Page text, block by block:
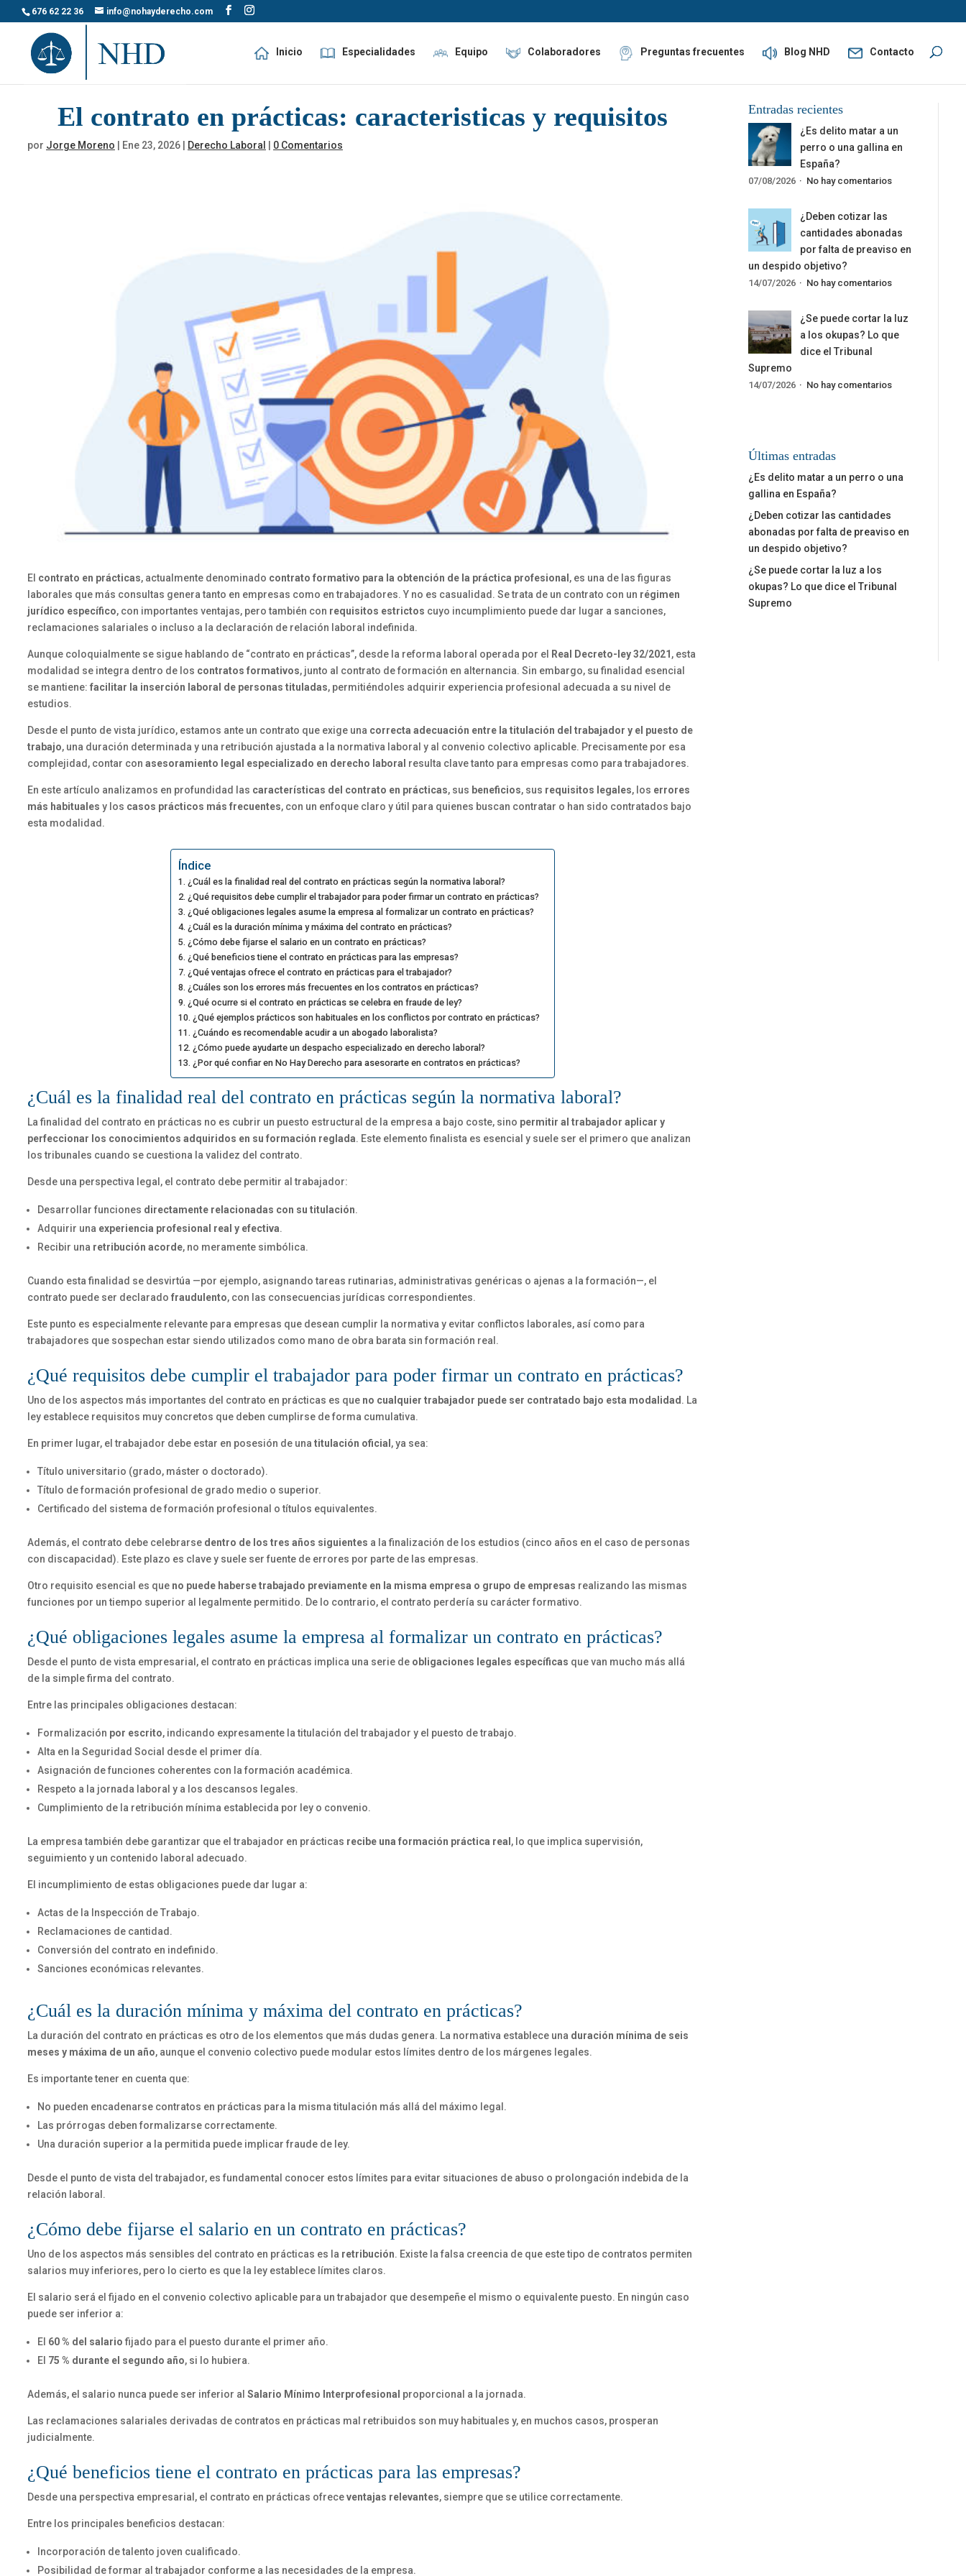
676 62 22 36 info@nohayderecho.com
Inicio Especialidades Equipo Colaboradores Preguntas frecuentes Blog NHD Contacto
El contrato en prácticas: caracteristicas y requisitos
por Jorge Moreno Ene 23, 2026 Derecho Laboral 0 Comentarios
El contrato en prácticas, actualmente denominado contrato formativo para la obtención de la práctica profesional , es una de las figuras
laborales que más consultas genera tanto en empresas como en trabajadores. Y no es casualidad. Se trata de un contrato con un régimen
jurídico específico, con importantes ventajas, pero también con requisitos estrictos cuyo incumplimiento puede dar lugar a sanciones,
reclamaciones salariales o incluso a la declaración de relación laboral indefinida.
Aunque coloquialmente se sigue hablando de “contrato en prácticas”, desde la reforma laboral operada por el Real Decreto-ley 32/2021 , esta
modalidad se integra dentro de los contratos formativos, junto al contrato de formación en alternancia. Sin embargo, su finalidad esencial
se mantiene: facilitar la inserción laboral de personas tituladas, permitiéndoles adquirir experiencia profesional adecuada a su nivel de
estudios.
Desde el punto de vista jurídico, estamos ante un contrato que exige una correcta adecuación entre la titulación del trabajador y el puesto de
trabajo, una duración determinada y una retribución ajustada a la normativa laboral y al convenio colectivo aplicable. Precisamente por esa
complejidad, contar con asesoramiento legal especializado en derecho laboral resulta clave tanto para empresas como para trabajadores.
En este artículo analizamos en profundidad las características del contrato en prácticas, sus beneficios, sus requisitos legales, los errores
más habituales y los casos prácticos más frecuentes, con un enfoque claro y útil para quienes buscan contratar o han sido contratados bajo
esta modalidad.
Índice
¿Cuál es la finalidad real del contrato en prácticas según la normativa laboral?
¿Qué requisitos debe cumplir el trabajador para poder firmar un contrato en prácticas?
¿Qué obligaciones legales asume la empresa al formalizar un contrato en prácticas?
¿Cuál es la duración mínima y máxima del contrato en prácticas?
¿Cómo debe fijarse el salario en un contrato en prácticas?
¿Qué beneficios tiene el contrato en prácticas para las empresas?
¿Qué ventajas ofrece el contrato en prácticas para el trabajador?
¿Cuáles son los errores más frecuentes en los contratos en prácticas?
¿Qué ocurre si el contrato en prácticas se celebra en fraude de ley?
¿Qué ejemplos prácticos son habituales en los conflictos por contrato en prácticas?
¿Cuándo es recomendable acudir a un abogado laboralista?
¿Cómo puede ayudarte un despacho especializado en derecho laboral?
¿Por qué confiar en No Hay Derecho para asesorarte en contratos en prácticas?
¿Cuál es la finalidad real del contrato en prácticas según la normativa laboral?
La finalidad del contrato en prácticas no es cubrir un puesto estructural de la empresa a bajo coste, sino permitir al trabajador aplicar y
perfeccionar los conocimientos adquiridos en su formación reglada. Este elemento finalista es esencial y suele ser el primero que analizan
los tribunales cuando se cuestiona la validez del contrato.
Desde una perspectiva legal, el contrato debe permitir al trabajador:
Desarrollar funciones directamente relacionadas con su titulación.
Adquirir una experiencia profesional real y efectiva.
Recibir una retribución acorde, no meramente simbólica.
Cuando esta finalidad se desvirtúa —por ejemplo, asignando tareas rutinarias, administrativas genéricas o ajenas a la formación—, el
contrato puede ser declarado fraudulento, con las consecuencias jurídicas correspondientes.
Este punto es especialmente relevante para empresas que desean cumplir la normativa y evitar conflictos laborales, así como para
trabajadores que sospechan estar siendo utilizados como mano de obra barata sin formación real.
¿Qué requisitos debe cumplir el trabajador para poder firmar un contrato en prácticas?
Uno de los aspectos más importantes del contrato en prácticas es que no cualquier trabajador puede ser contratado bajo esta modalidad . La
ley establece requisitos muy concretos que deben cumplirse de forma cumulativa.
En primer lugar, el trabajador debe estar en posesión de una titulación oficial , ya sea:
Título universitario (grado, máster o doctorado).
Título de formación profesional de grado medio o superior.
Certificado del sistema de formación profesional o títulos equivalentes.
Además, el contrato debe celebrarse dentro de los tres años siguientes a la finalización de los estudios (cinco años en el caso de personas
con discapacidad). Este plazo es clave y suele ser fuente de errores por parte de las empresas.
Otro requisito esencial es que no puede haberse trabajado previamente en la misma empresa o grupo de empresas realizando las mismas
funciones por un tiempo superior al legalmente permitido. De lo contrario, el contrato perdería su carácter formativo.
¿Qué obligaciones legales asume la empresa al formalizar un contrato en prácticas?
Desde el punto de vista empresarial, el contrato en prácticas implica una serie de obligaciones legales específicas que van mucho más allá
de la simple firma del contrato.
Entre las principales obligaciones destacan:
Formalización por escrito, indicando expresamente la titulación del trabajador y el puesto de trabajo.
Alta en la Seguridad Social desde el primer día.
Asignación de funciones coherentes con la formación académica.
Respeto a la jornada laboral y a los descansos legales.
Cumplimiento de la retribución mínima establecida por ley o convenio.
La empresa también debe garantizar que el trabajador en prácticas recibe una formación práctica real , lo que implica supervisión,
seguimiento y un contenido laboral adecuado.
El incumplimiento de estas obligaciones puede dar lugar a:
Actas de la Inspección de Trabajo.
Reclamaciones de cantidad.
Conversión del contrato en indefinido.
Sanciones económicas relevantes.
¿Cuál es la duración mínima y máxima del contrato en prácticas?
La duración del contrato en prácticas es otro de los elementos que más dudas genera. La normativa establece una duración mínima de seis
meses y máxima de un año, aunque el convenio colectivo puede modular estos límites dentro de los márgenes legales.
Es importante tener en cuenta que:
No pueden encadenarse contratos en prácticas para la misma titulación más allá del máximo legal.
Las prórrogas deben formalizarse correctamente.
Una duración superior a la permitida puede implicar fraude de ley.
Desde el punto de vista del trabajador, es fundamental conocer estos límites para evitar situaciones de abuso o prolongación indebida de la
relación laboral.
¿Cómo debe fijarse el salario en un contrato en prácticas?
Uno de los aspectos más sensibles del contrato en prácticas es la retribución. Existe la falsa creencia de que este tipo de contratos permiten
salarios muy inferiores, pero lo cierto es que la ley establece límites claros.
El salario será el fijado en el convenio colectivo aplicable para un trabajador que desempeñe el mismo o equivalente puesto. En ningún caso
puede ser inferior a:
El 60 % del salario fijado para el puesto durante el primer año.
El 75 % durante el segundo año, si lo hubiera.
Además, el salario nunca puede ser inferior al Salario Mínimo Interprofesional proporcional a la jornada.
Las reclamaciones salariales derivadas de contratos en prácticas mal retribuidos son muy habituales y, en muchos casos, prosperan
judicialmente.
¿Qué beneficios tiene el contrato en prácticas para las empresas?
Desde una perspectiva empresarial, el contrato en prácticas ofreceventajas relevantes, siempre que se utilice correctamente.
Entre los principales beneficios destacan:
Incorporación de talento joven cualificado.
Posibilidad de formar al trabajador conforme a las necesidades de la empresa.
Entradas recientes
¿Es delito matar a un
perro o una gallina en
España?
07/08/2026 No hay comentarios
¿Deben cotizar las
cantidades abonadas
por falta de preaviso en
un despido objetivo?
14/07/2026 No hay comentarios
¿Se puede cortar la luz
a los okupas? Lo que
dice el Tribunal
Supremo
14/07/2026 No hay comentarios
Últimas entradas
¿Es delito matar a un perro o una
gallina en España?
¿Deben cotizar las cantidades
abonadas por falta de preaviso en
un despido objetivo?
¿Se puede cortar la luz a los
okupas? Lo que dice el Tribunal
Supremo